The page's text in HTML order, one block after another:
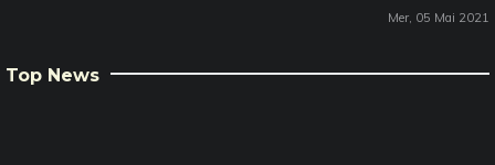
Mer, 05 Mai 2021
Top News